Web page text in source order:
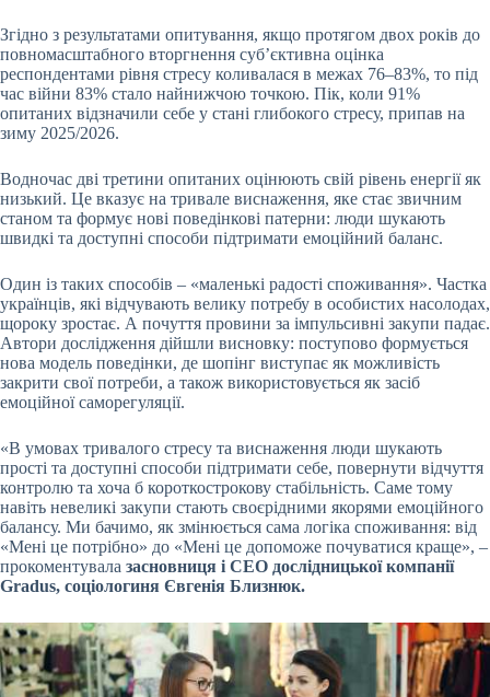
Згідно з результатами опитування, якщо протягом двох років до
повномасштабного вторгнення суб’єктивна оцінка
респондентами рівня стресу коливалася в межах 76–83%, то під
час війни 83% стало найнижчою точкою. Пік, коли 91%
опитаних відзначили себе у стані глибокого стресу, припав на
зиму 2025/2026.
Водночас дві третини опитаних оцінюють свій рівень енергії як
низький. Це вказує на тривале виснаження, яке стає звичним
станом та формує нові поведінкові патерни: люди шукають
швидкі та доступні способи підтримати емоційний баланс.
Один із таких способів – «маленькі радості споживання». Частка
українців, які відчувають велику потребу в особистих насолодах,
щороку зростає. А почуття провини за імпульсивні закупи падає.
Автори дослідження дійшли висновку: поступово формується
нова модель поведінки, де шопінг виступає як можливість
закрити свої потреби, а також використовується як засіб
емоційної саморегуляції.
«В умовах тривалого стресу та виснаження люди шукають
прості та доступні способи підтримати себе, повернути відчуття
контролю та хоча б короткострокову стабільність. Саме тому
навіть невеликі закупи стають своєрідними якорями емоційного
балансу. Ми бачимо, як змінюється сама логіка споживання: від
«Мені це потрібно» до «Мені це допоможе почуватися краще», –
прокоментувала засновниця і CEO дослідницької компанії
Gradus, соціологиня Євгенія Близнюк.